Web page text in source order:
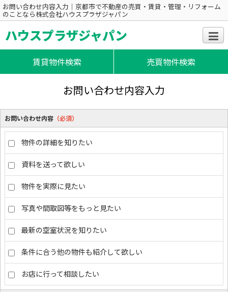
お問い合わせ内容入力｜京都市で不動産の売買・賃貸・管理・リフォーム
のことなら株式会社ハウスプラザジャパン
ハウスプラザジャパン
賃貸物件検索 売買物件検索
お問い合わせ内容入力
お問い合わせ内容 （必須）
物件の詳細を知りたい
資料を送って欲しい
物件を実際に見たい
写真や間取図等をもっと見たい
最新の空室状況を知りたい
条件に合う他の物件も紹介して欲しい
お店に行って相談したい